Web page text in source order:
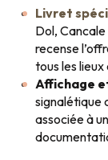
Livret
Dol,
recense
tous les
Affichage
signalétique
associée à